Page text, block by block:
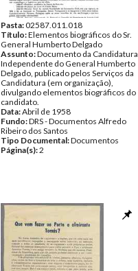
Pasta:02587.011.018
Título:Elementos biográficos do Sr.
General Humberto Delgado
Assunto:Documento da Candidatura
Independente do General Humberto
Delgado, publicado pelos Serviços da
Candidatura (em organização),
divulgando elementos biográficos do
candidato.
Data:Abril de 1958
Fundo:DRS - Documentos Alfredo
Ribeiro dos Santos
Tipo Documental:Documentos
Página(s):2